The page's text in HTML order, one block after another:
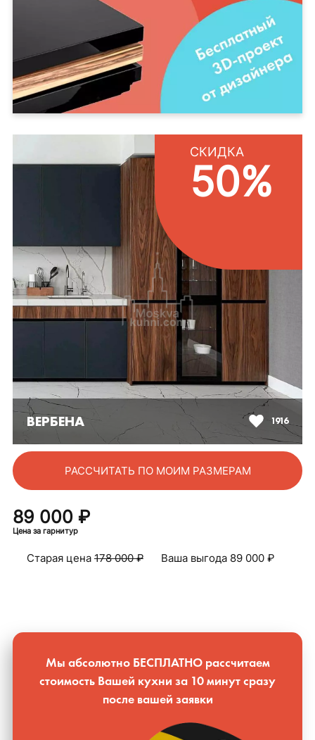
СКИДКА
50%
ВЕРБЕНА 1916
РАССЧИТАТЬ ПО МОИМ РАЗМЕРАМ
89 000 ₽
Цена за гарнитур
Старая цена 178 000 ₽ Ваша выгода 89 000 ₽
Мы абсолютно БЕСПЛАТНО расcчитаем
стоимость Вашей кухни за 10 минут сразу
после вашей заявки